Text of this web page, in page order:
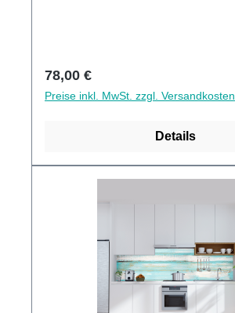
Regulärer Preis:
78,00 €
Preise inkl. MwSt. zzgl. Versandkosten
Details